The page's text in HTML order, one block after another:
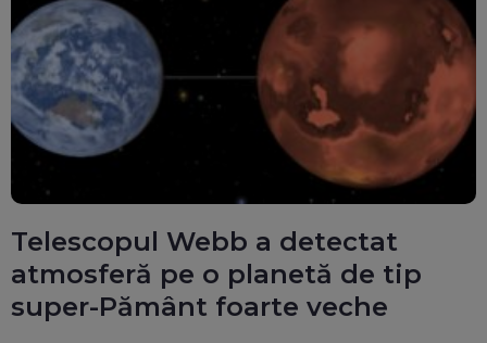
Telescopul Webb a detectat
atmosferă pe o planetă de tip
super-Pământ foarte veche